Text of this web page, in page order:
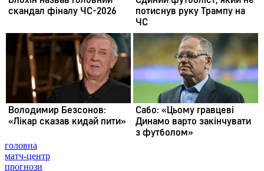
головна
матч-центр
прогнози